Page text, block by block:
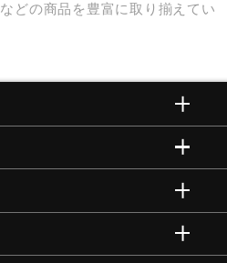
などの商品を豊富に取り揃えてい